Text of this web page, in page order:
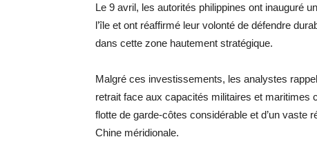
Le 9 avril, les autorités philippines ont inauguré
l’île et ont réaffirmé leur volonté de défendre
dans cette zone hautement stratégique.
Malgré ces investissements, les analystes
retrait face aux capacités militaires et maritimes
flotte de garde-côtes considérable et d’un
Chine méridionale.